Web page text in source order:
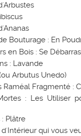
Bouturage : En
en Bois : Se
: Lavande
Arbutus Unedo)
Raméal Fragmenté :
: Les Utiliser
Plâtre
d'Intérieur qui vous